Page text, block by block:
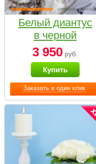
Заказать в один клик
Белый диантус
в черной
коробке Small
3 950 руб.
Купить